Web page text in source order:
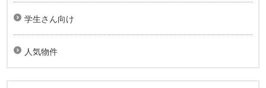
学生さん向け
人気物件